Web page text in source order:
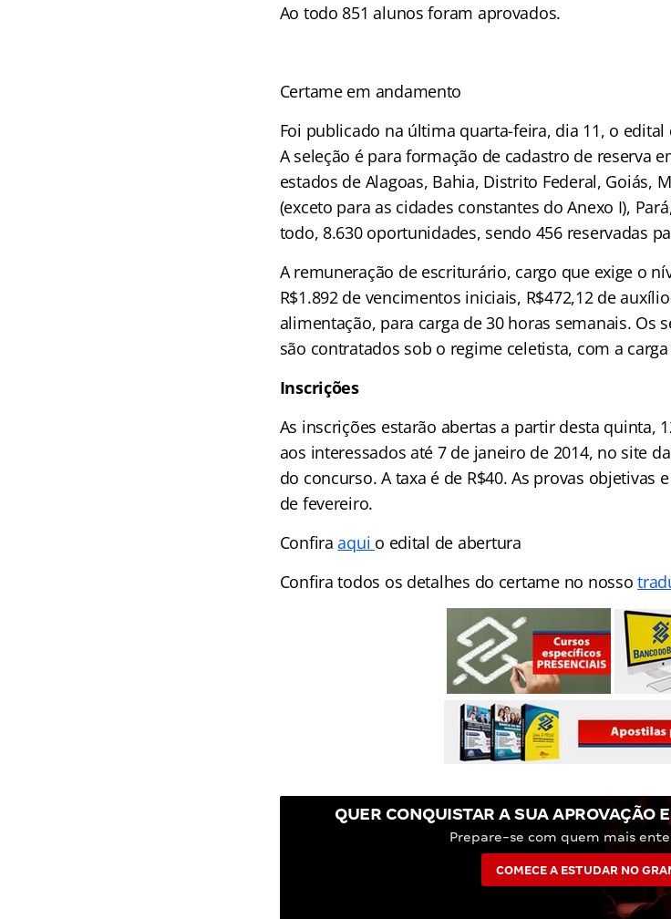
Ao todo 851 alunos foram aprovados.
Certame em andamento
Foi publicado na última quarta-feira, dia 11, o
A seleção é para formação de cadastro de reserva
estados de Alagoas, Bahia, Distrito Federal, Goiás,
(exceto para as cidades constantes do Anexo I),
todo, 8.630 oportunidades, sendo 456 reservadas
A remuneração de escriturário, cargo que exige o
R$1.892 de vencimentos iniciais, R$472,12 de
alimentação, para carga de 30 horas semanais. Os
são contratados sob o regime celetista, com a
Inscrições
As inscrições estarão abertas a partir desta quinta,
aos interessados até 7 de janeiro de 2014, no site
do concurso. A taxa é de R$40. As provas objetivas
de fevereiro.
Confiraaqui o edital de abertura
Confira todos os detalhes do certame no nosso
QUER CONQUISTAR A SUA APROVAÇÃO
Prepare-se com quem mais
COMECE A ESTUDAR NO